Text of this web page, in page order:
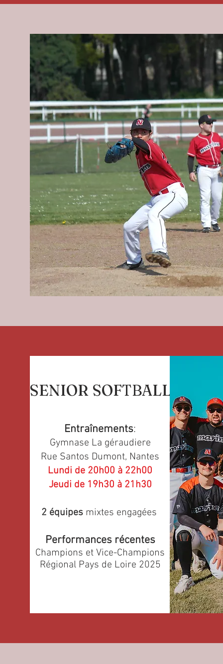
SENIOR SOFTBALL
Entraînements:
Gymnase La géraudiere
Rue Santos Dumont, Nantes
Lundi de 20h00 à 22h00
Jeudi de 19h30 à 21h30
2 équipesmixtes engagées
Performances récentes
Champions et Vice-Champions
Régional Pays de Loire 2025